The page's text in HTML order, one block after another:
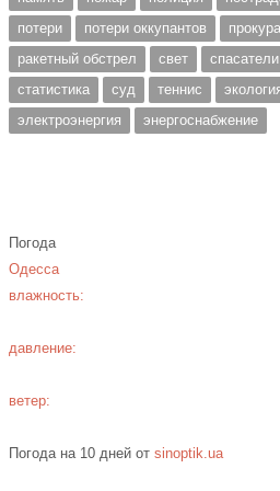
потери
потери оккупантов
ракетный обстрел
свет спасатели
статистика
суд теннис
электроэнергия
энергоснабжение
Погода
Одесса
влажность:
давление:
ветер:
Погода на 10 дней отsinoptik.ua